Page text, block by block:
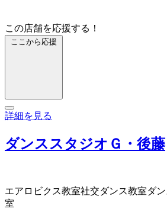
この店舗を応援する！
ここから応援
詳細を見る
ダンススタジオＧ・後藤
エアロビクス教室社交ダンス教室ダ
室